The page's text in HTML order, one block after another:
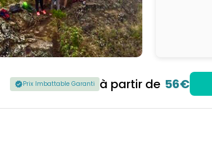
Prix Imbattable Garanti à partir de 56€